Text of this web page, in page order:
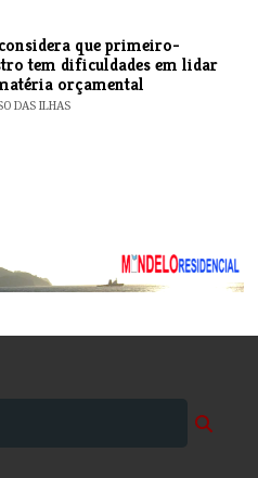
que primeiro-
tem dificuldades em lidar
orçamental
DAS ILHAS